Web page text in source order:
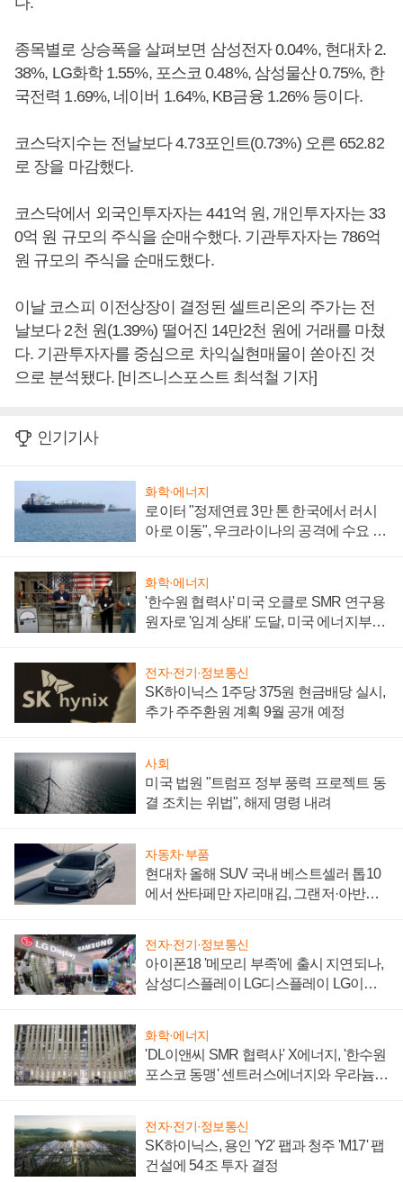
종목별로 상승폭을 살펴보면 삼성전자 0.04%, 현대차 2.
38%, LG화학 1.55%, 포스코 0.48%, 삼성물산 0.75%, 한
국전력 1.69%, 네이버 1.64%, KB금융 1.26% 등이다.
코스닥지수는 전날보다 4.73포인트(0.73%) 오른 652.82
로 장을 마감했다.
코스닥에서 외국인투자자는 441억 원, 개인투자자는 33
0억 원 규모의 주식을 순매수했다. 기관투자자는 786억
원 규모의 주식을 순매도했다.
이날 코스피 이전상장이 결정된 셀트리온의 주가는 전
날보다 2천 원(1.39%) 떨어진 14만2천 원에 거래를 마쳤
다. 기관투자자를 중심으로 차익실현매물이 쏟아진 것
으로 분석됐다. [비즈니스포스트 최석철 기자]
인기기사
화학·에너지
로이터 "정제연료 3만 톤 한국에서 러시
아로 이동", 우크라이나의 공격에 수요 늘
화학·에너지
'한수원 협력사' 미국 오클로 SMR 연구용
원자로 '임계 상태' 도달, 미국 에너지부
전자·전기·정보통신
SK하이닉스 1주당 375원 현금배당 실시,
추가 주주환원 계획 9월 공개 예정
사회
미국 법원 "트럼프 정부 풍력 프로젝트 동
결 조치는 위법", 해제 명령 내려
자동차·부품
현대차 올해 SUV 국내 베스트셀러 톱10
에서 싼타페만 자리매김, 그랜저·아반떼
전자·전기·정보통신
아이폰18 '메모리 부족'에 출시 지연되나,
삼성디스플레이 LG디스플레이 LG이노
화학·에너지
'DL이앤씨 SMR 협력사' X에너지, '한수원
포스코 동맹' 센트러스에너지와 우라늄
전자·전기·정보통신
SK하이닉스, 용인 'Y2' 팹과 청주 'M17' 팹
건설에 54조 투자 결정